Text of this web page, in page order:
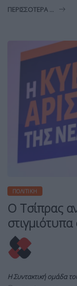
ΠΕΡΙΣΣΌΤΕΡΑ ...
ΠΟΛΙΤΙΚΉ
Ο Τσίπρας
Η Συντακτική ομάδα